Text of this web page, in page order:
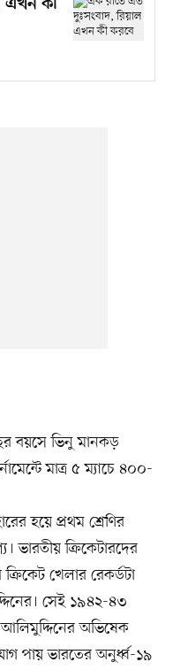
এখন কী
বয়সে ভিনু মানকড়
মাত্র ৫ ম্যাচে ৪০০-
হয়ে প্রথম শ্রেণির
ভারতীয় ক্রিকেটারদের
খেলার রেকর্ডটা
সেই ১৯৪২-৪৩
আলিমুদ্দিনের অভিষেক
পায় ভারতের অনুর্ধ্ব-১৯